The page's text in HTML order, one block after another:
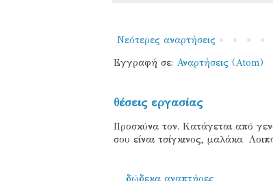
Νεότερες αναρτήσεις
Εγγραφή σε: Αναρτήσεις (Atom)
θέσεις εργασίας
Προσκύνα τον. Κατάγεται από
σου είναι τσίγκινος, μαλάκα
δώδεκα αναπτήρες